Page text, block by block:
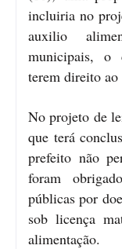
incluiria no
auxilio
municipais, o
terem direito
No projeto de
que terá
prefeito não
foram
públicas por
sob licença
alimentação.